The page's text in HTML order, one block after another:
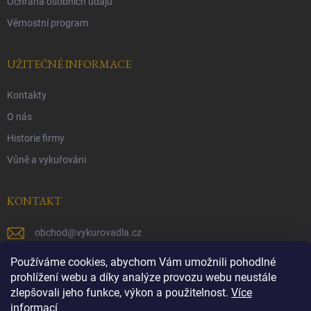
Používáme cookies, abychom Vám umožnili pohodlné
prohlížení webu a díky analýze provozu webu neustále
zlepšovali jeho funkce, výkon a použitelnost. Více
informací
Věrnostní program
UŽITEČNÉ INFORMACE
Kontakty
O nás
Historie firmy
Vůně a vykuřováni
KONTAKT
obchod@vykurovadla.cz
+420 603 149 699
https://www.facebook.com/vykurovadla.cz/